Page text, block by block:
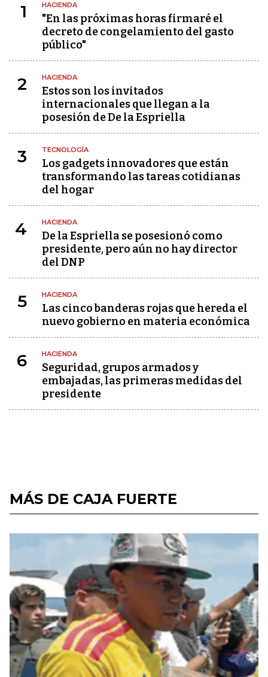
1 HACIENDA
"En las próximas horas firmaré el
decreto de congelamiento del gasto
público"
2 HACIENDA
Estos son los invitados
internacionales que llegan a la
posesión de De la Espriella
3 TECNOLOGÍA
Los gadgets innovadores que están
transformando las tareas cotidianas
del hogar
4 HACIENDA
De la Espriella se posesionó como
presidente, pero aún no hay director
del DNP
5 HACIENDA
Las cinco banderas rojas que hereda el
nuevo gobierno en materia económica
6 HACIENDA
Seguridad, grupos armados y
embajadas, las primeras medidas del
presidente
MÁS DE CAJA FUERTE